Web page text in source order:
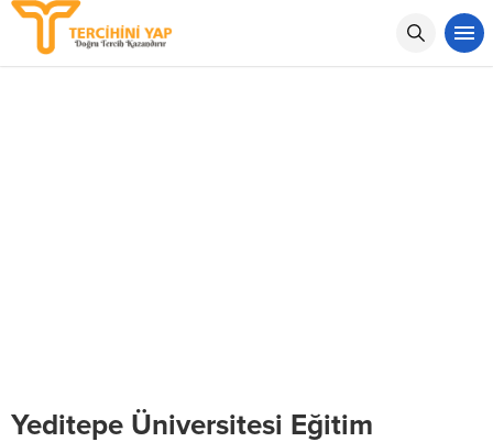
Yeditepe Üniversitesi Eğitim